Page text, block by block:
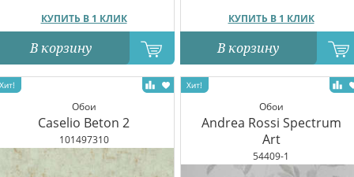
КУПИТЬ В 1 КЛИК
В корзину
КУПИТЬ В 1 КЛИК
В корзину
Обои
Caselio Beton 2
101497310
Обои
Andrea Rossi Spectrum
Art
54409-1